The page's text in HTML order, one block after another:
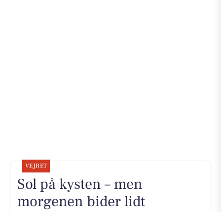
VEJRET
Sol på kysten – men
morgenen bider lidt